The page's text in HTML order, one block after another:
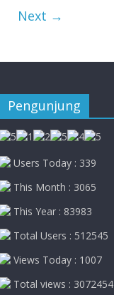
Next →
Pengunjung
Users Today : 339
This Month : 3065
This Year : 83983
Total Users : 512545
Views Today : 1007
Total views : 3072454